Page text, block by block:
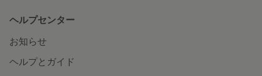
ヘルプセンター
お知らせ
ヘルプとガイド